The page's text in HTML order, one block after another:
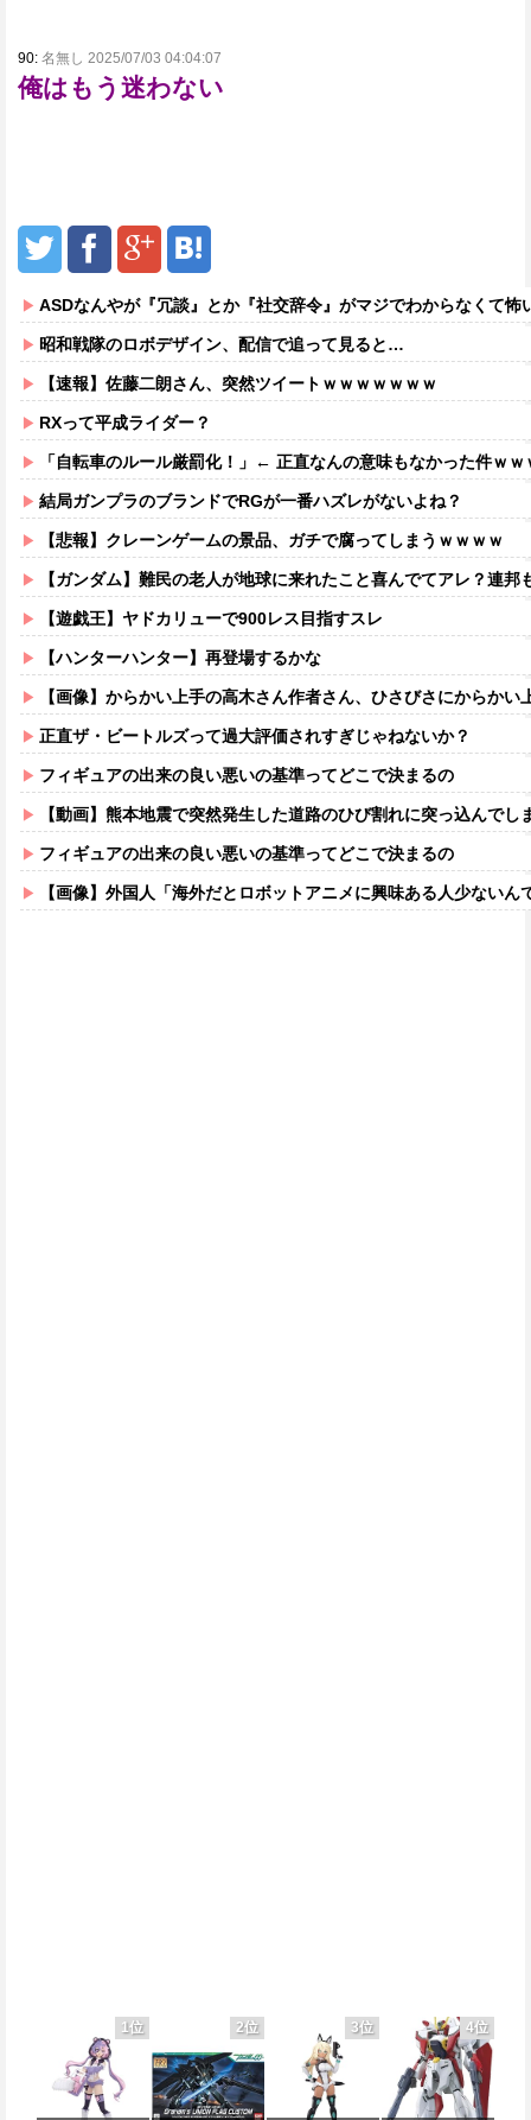
90: 名無し 2025/07/03 04:04:07
俺はもう迷わない
ASDなんやが『冗談』とか『社交辞令』がマジでわからなくて怖
昭和戦隊のロボデザイン、配信で追って見ると…
【速報】佐藤二朗さん、突然ツイートｗｗｗｗｗｗｗ
RXって平成ライダー？
「自転車のルール厳罰化！」← 正直なんの意味もなかった件ｗｗ
結局ガンプラのブランドでRGが一番ハズレがないよね？
【悲報】クレーンゲームの景品、ガチで腐ってしまうｗｗｗｗ
【ガンダム】難民の老人が地球に来れたこと喜んでてアレ？連邦もやっ
【遊戯王】ヤドカリューで900レス目指すスレ
【ハンターハンター】再登場するかな
【画像】からかい上手の高木さん作者さん、ひさびさにからかい上手の高木
正直ザ・ビートルズって過大評価されすぎじゃねないか？
フィギュアの出来の良い悪いの基準ってどこで決まるの
【動画】熊本地震で突然発生した道路のひび割れに突っ込んでし
フィギュアの出来の良い悪いの基準ってどこで決まるの
【画像】外国人「海外だとロボットアニメに興味ある人少ないん
1位 2位 3位 4位